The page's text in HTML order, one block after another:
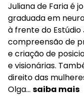
Juliana de Faria é
graduada em
à frente do
compreensão de
e criação de
e visionárias.
direito das
Olga… saiba mais